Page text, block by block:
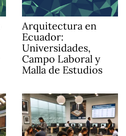
Arquitectura en
Ecuador:
Universidades,
Campo Laboral y
Malla de Estudios